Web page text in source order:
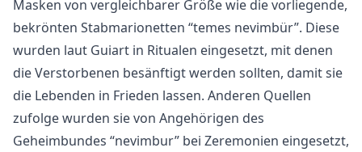
Masken von vergleichbarer Größe wie die vorliegende,
bekrönten Stabmarionetten “temes nevimbür”. Diese
wurden laut Guiart in Ritualen eingesetzt, mit denen
die Verstorbenen besänftigt werden sollten, damit sie
die Lebenden in Frieden lassen. Anderen Quellen
zufolge wurden sie von Angehörigen des
Geheimbundes “nevimbur” bei Zeremonien eingesetzt,